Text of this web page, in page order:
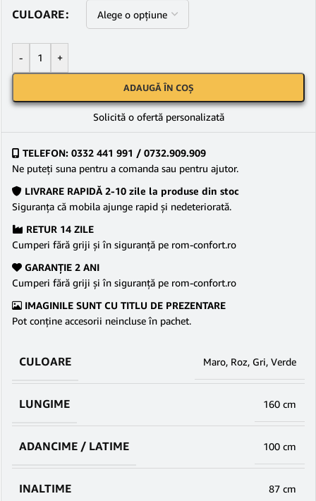
CULOARE
- +
ADAUGĂ ÎN COȘ
Solicită o ofertă personalizată
TELEFON: 0332 441 991 / 0732.909.909
Ne puteţi suna pentru a comanda sau pentru ajutor.
LIVRARE RAPIDĂ 2-10 zile la produse din stoc
Siguranţa că mobila ajunge rapid şi nedeteriorată.
RETUR 14 ZILE
Cumperi fără griji şi în siguranţă pe rom-confort.ro
GARANŢIE 2 ANI
Cumperi fără griji şi în siguranţă pe rom-confort.ro
IMAGINILE SUNT CU TITLU DE PREZENTARE
Pot conține accesorii neincluse în pachet.
CULOARE Maro, Roz, Gri, Verde
LUNGIME 160 cm
ADANCIME / LATIME 100 cm
INALTIME 87 cm